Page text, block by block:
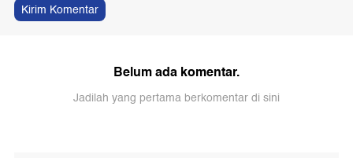
Kirim Komentar
Belum ada komentar.
Jadilah yang pertama berkomentar di sini